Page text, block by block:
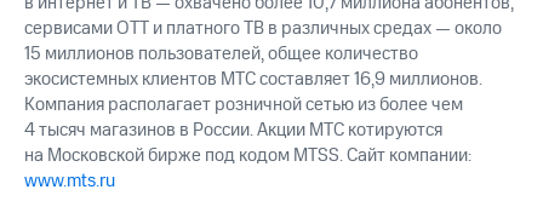
сервисами OTT и платного ТВ в различных средах — около
15 миллионов пользователей, общее количество
экосистемных клиентов МТС составляет 16,9 миллионов.
Компания располагает розничной сетью из более чем
4 тысяч магазинов в России. Акции МТС котируются
на Московской бирже под кодом MTSS. Сайт компании:
www.mts.ru